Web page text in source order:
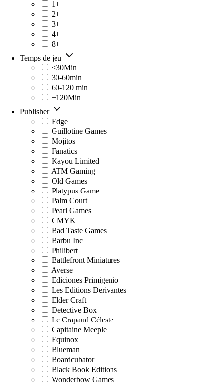
1+
2+
3+
4+
8+
Temps de jeu
<30Min
30-60min
60-120 min
+120Min
Publisher
Edge
Guillotine Games
Mojitos
Fanatics
Kayou Limited
ATM Gaming
Old Games
Platypus Game
Palm Court
Pearl Games
CMYK
Bad Taste Games
Barbu Inc
Philibert
Battlefront Miniatures
Averse
Ediciones Primigenio
Les Editions Derivantes
Elder Craft
Detective Box
Le Crapaud Céleste
Capitaine Meeple
Equinox
Blueman
Boardcubator
Black Book Editions
Wonderbow Games